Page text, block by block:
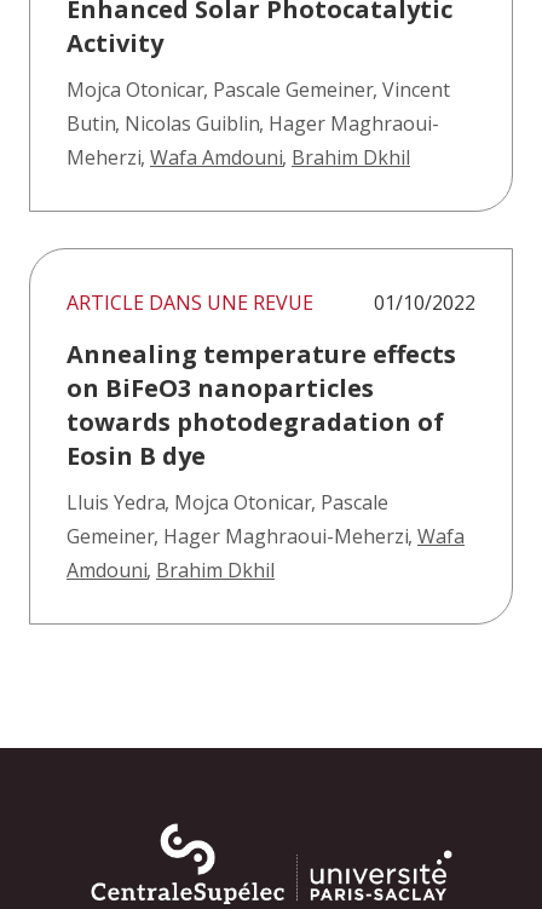
Enhanced Solar Photocatalytic
Activity
Mojca Otonicar, Pascale Gemeiner, Vincent
Butin, Nicolas Guiblin, Hager Maghraoui-
Meherzi, Wafa Amdouni, Brahim Dkhil
ARTICLE DANS UNE REVUE 01/10/2022
Annealing temperature effects
on BiFeO3 nanoparticles
towards photodegradation of
Eosin B dye
Lluis Yedra, Mojca Otonicar, Pascale
Gemeiner, Hager Maghraoui-Meherzi, Wafa
Amdouni, Brahim Dkhil